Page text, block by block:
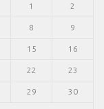
1 2
8 9
15 16
22 23
29 30